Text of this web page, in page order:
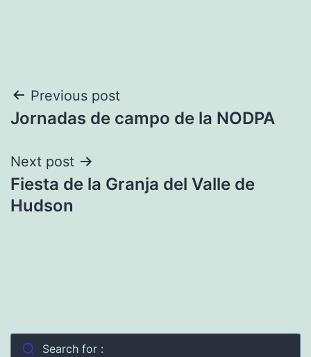
Navegación
de
entradas
Previous post
Jornadas de campo de la NODPA
Next post
Fiesta de la Granja del Valle de
Hudson
Search for :